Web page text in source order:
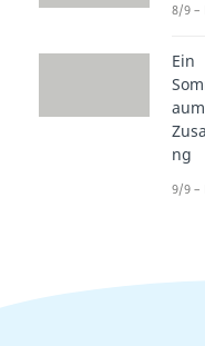
8/9 –
Ein
ng
9/9 –